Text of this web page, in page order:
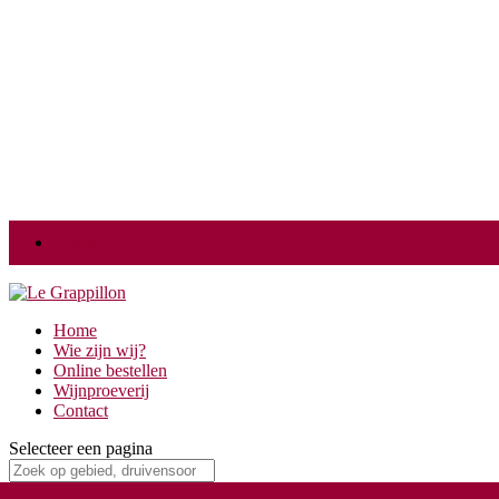
Home
Wie zijn wij?
Online bestellen
Wijnproeverij
Contact
Selecteer een pagina